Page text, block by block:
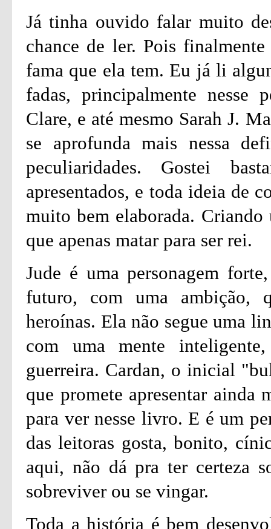
Já tinha ouvido falar muito
chance de ler. Pois
fama que ela tem. Eu já li
fadas, principalmente nesse
Clare, e até mesmo Sarah J.
se aprofunda mais nessa
peculiaridades. Gostei
apresentados, e toda ideia de
muito bem elaborada.
que apenas matar para ser rei.
Jude é uma personagem
futuro, com uma ambição,
heroínas. Ela não segue uma
com uma mente
guerreira. Cardan, o inicial
que promete apresentar ainda
para ver nesse livro. E é um
das leitoras gosta, bonito,
aqui, não dá pra ter certeza
sobreviver ou se vingar.
Toda a história é bem